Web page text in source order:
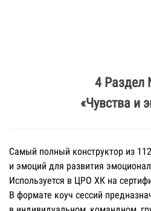
4 Раздел
«Чувства и
Самый полный конструктор из
и эмоций для развития
Используется в ЦРО ХК на
В формате коуч сессий